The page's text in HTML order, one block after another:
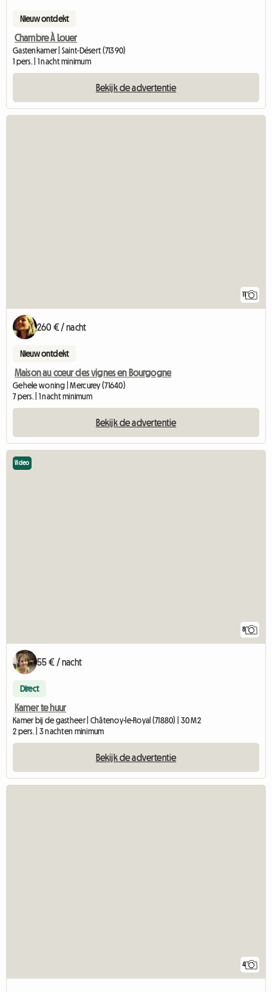
Nieuw ontdekt
Chambre À Louer
Gastenkamer | Saint-Désert (71390)
1 pers. | 1 nacht minimum
Bekijk de advertentie
11
260 € / nacht
Nieuw ontdekt
Maison au cœur des vignes en Bourgogne
Gehele woning | Mercurey (71640)
7 pers. | 1 nacht minimum
Bekijk de advertentie
8
Video
55 € / nacht
Direct
Kamer te huur
Kamer bij de gastheer | Châtenoy-le-Royal (71880) | 30 M2
2 pers. | 3 nachten minimum
Bekijk de advertentie
4